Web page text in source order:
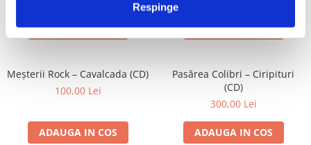
Respinge
ADAUGA IN COS ADAUGA IN COS
Meșterii Rock – Cavalcada (CD)
100,00 Lei
ADAUGA IN COS
Pasărea Colibri – Ciripituri
(CD)
300,00 Lei
ADAUGA IN COS